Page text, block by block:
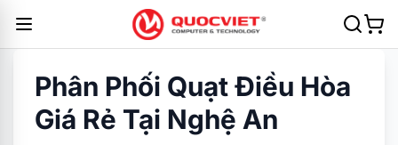
Phân Phối Quạt Điều Hòa
Giá Rẻ Tại Nghệ An